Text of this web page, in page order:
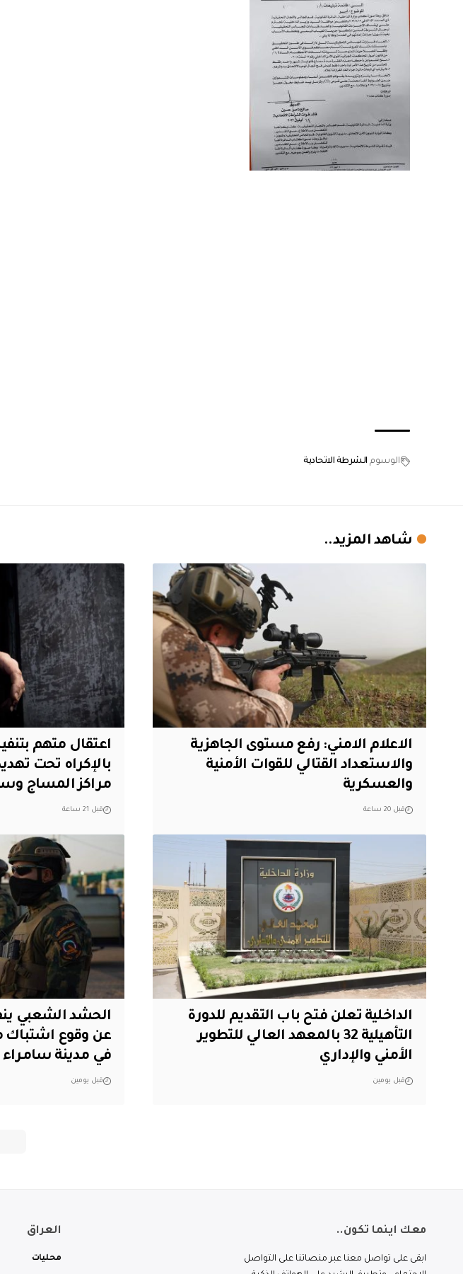
الوسوم الشرطة الاتحادية
شاهد المزيد..
الاعلام الامني: رفع مستوى الجاهزية
والاستعداد القتالي للقوات الأمنية
والعسكرية
قبل 20 ساعة
اعتقال متهم
بالإكراه تحت
مراكز المساج
قبل 21 ساعة
الداخلية تعلن فتح باب التقديم للدورة
التأهيلية 32 بالمعهد العالي للتطوير
الأمني والإداري
قبل يومين
الحشد الشعبي
عن وقوع
في مدينة سامراء
قبل يومين
معك اينما تكون..
ابقى على تواصل معنا عبر منصاتنا على التواصل
العراق
محليات